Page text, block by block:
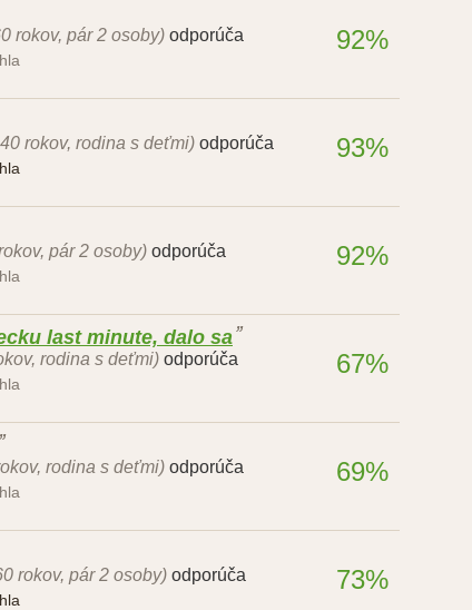
rokov, pár 2 osoby) odporúča 92%
rokov, rodina s deťmi) odporúča 93%
pár 2 osoby) odporúča 92%
last minute, dalo sa
rodina s deťmi) odporúča 67%
rodina s deťmi) odporúča 69%
rokov, pár 2 osoby) odporúča 73%